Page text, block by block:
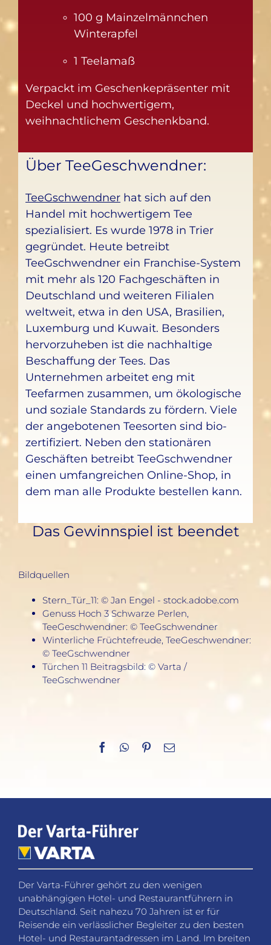
100 g Mainzelmännchen
Winterapfel
1 Teelamaß
Verpackt im Geschenkepräsenter mit
Deckel und hochwertigem,
weihnachtlichem Geschenkband.
Über TeeGeschwendner:
TeeGschwendner hat sich auf den
Handel mit hochwertigem Tee
spezialisiert. Es wurde 1978 in Trier
gegründet. Heute betreibt
TeeGschwendner ein Franchise-System
mit mehr als 120 Fachgeschäften in
Deutschland und weiteren Filialen
weltweit, etwa in den USA, Brasilien,
Luxemburg und Kuwait. Besonders
hervorzuheben ist die nachhaltige
Beschaffung der Tees. Das
Unternehmen arbeitet eng mit
Teefarmen zusammen, um ökologische
und soziale Standards zu fördern. Viele
der angebotenen Teesorten sind bio-
zertifiziert. Neben den stationären
Geschäften betreibt TeeGschwendner
einen umfangreichen Online-Shop, in
dem man alle Produkte bestellen kann.
Das Gewinnspiel ist beendet
Bildquellen
Stern_Tür_11: © Jan Engel - stock.adobe.com
Genuss Hoch 3 Schwarze Perlen,
TeeGeschwendner: © TeeGschwendner
Winterliche Früchtefreude, TeeGeschwendner:
© TeeGschwendner
Türchen 11 Beitragsbild: © Varta /
TeeGschwendner
Facebook
WhatsApp
Pinterest
E-
Der Varta-Führer gehört zu den wenigen
unabhängigen Hotel- und Restaurantführern in
Deutschland. Seit nahezu 70 Jahren ist er für
Reisende ein verlässlicher Begleiter zu den besten
Hotel- und Restaurantadressen im Land. Im breiten